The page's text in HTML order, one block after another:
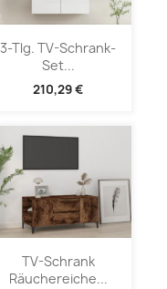
3-Tlg. TV-Schrank-
Set...
210,29 €
TV-Schrank
Räuchereiche...